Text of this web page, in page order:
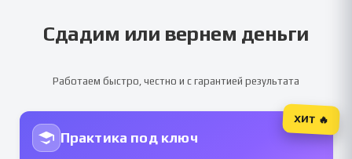
Сдадим или вернем деньги
Работаем быстро, честно и с гарантией результата
Практика под ключ
ХИТ 🔥